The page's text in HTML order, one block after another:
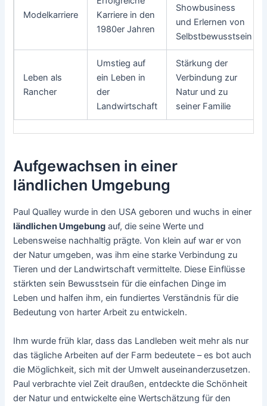
Modelkarriere
Karriere in den
1980er Jahren
Showbusiness
und Erlernen von
Selbstbewusstsein
Leben als
Rancher
Umstieg auf
ein Leben in
der
Landwirtschaft
Stärkung der
Verbindung zur
Natur und zu
seiner Familie
Aufgewachsen in einer
ländlichen Umgebung
Paul Qualley wurde in den USA geboren und wuchs in einer
ländlichen Umgebung auf, die seine Werte und
Lebensweise nachhaltig prägte. Von klein auf war er von
der Natur umgeben, was ihm eine starke Verbindung zu
Tieren und der Landwirtschaft vermittelte. Diese Einflüsse
stärkten sein Bewusstsein für die einfachen Dinge im
Leben und halfen ihm, ein fundiertes Verständnis für die
Bedeutung von harter Arbeit zu entwickeln.
Ihm wurde früh klar, dass das Landleben weit mehr als nur
das tägliche Arbeiten auf der Farm bedeutete – es bot auch
die Möglichkeit, sich mit der Umwelt auseinanderzusetzen.
Paul verbrachte viel Zeit draußen, entdeckte die Schönheit
der Natur und entwickelte eine Wertschätzung für den